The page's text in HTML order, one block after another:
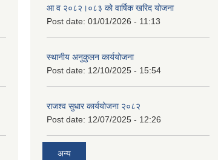
आ व २०८२।०८३ को वार्षिक खरिद योजना
Post date: 01/01/2026 - 11:13
स्थानीय अनुकुलन कार्ययोजना
Post date: 12/10/2025 - 15:54
राजश्व सुधार कार्ययोजना २०८२
Post date: 12/07/2025 - 12:26
अन्य